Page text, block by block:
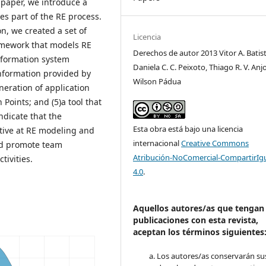
part of the RE process.
we created a set of
that models RE
system
provided by
of application
Points; and (5)a tool that
that the
at RE modeling and
promote team
Licencia
Derechos de autor 2013 Vitor A.
Daniela C. C. Peixoto, Thiago R. V.
Wilson Pádua
Esta obra está bajo una licencia
internacionalCreative Commons
Atribución-NoComercial-
4.0.
Aquellos autores/as que tengan
publicaciones con esta revista,
aceptan los términos
Los autores/as conservarán